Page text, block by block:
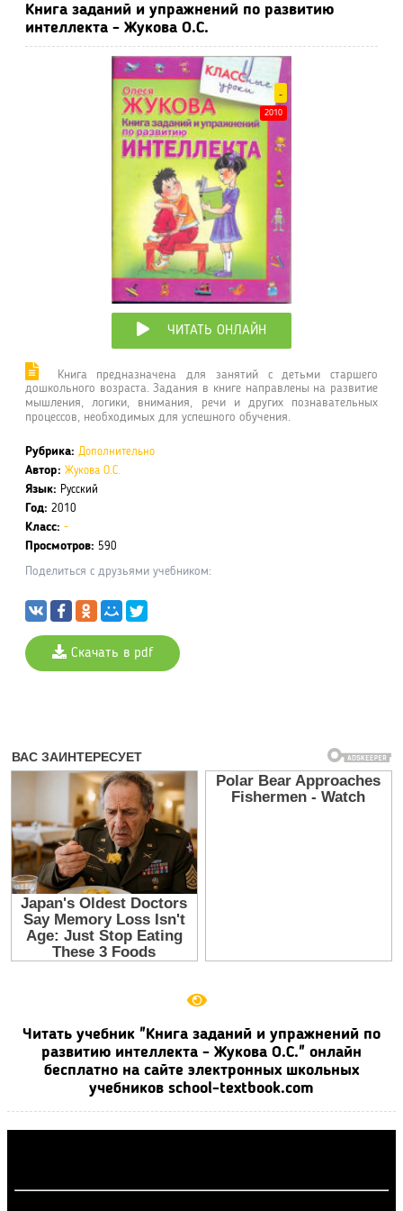
Книга заданий и упражнений по развитию
интеллекта - Жукова О.С.
-
2010
ЧИТАТЬ ОНЛАЙН
Книга предназначена для занятий с детьми старшего
дошкольного возраста. Задания в книге направлены на развитие
мышления, логики, внимания, речи и других познавательных
процессов, необходимых для успешного обучения.
Рубрика: Дополнительно
Автор: Жукова О.С.
Язык: Русский
Год: 2010
Класс: -
Просмотров: 590
Поделиться с друзьями учебником:
Скачать в pdf
Читать учебник "Книга заданий и упражнений по
развитию интеллекта - Жукова О.С." онлайн
бесплатно на сайте электронных школьных
учебников school-textbook.com